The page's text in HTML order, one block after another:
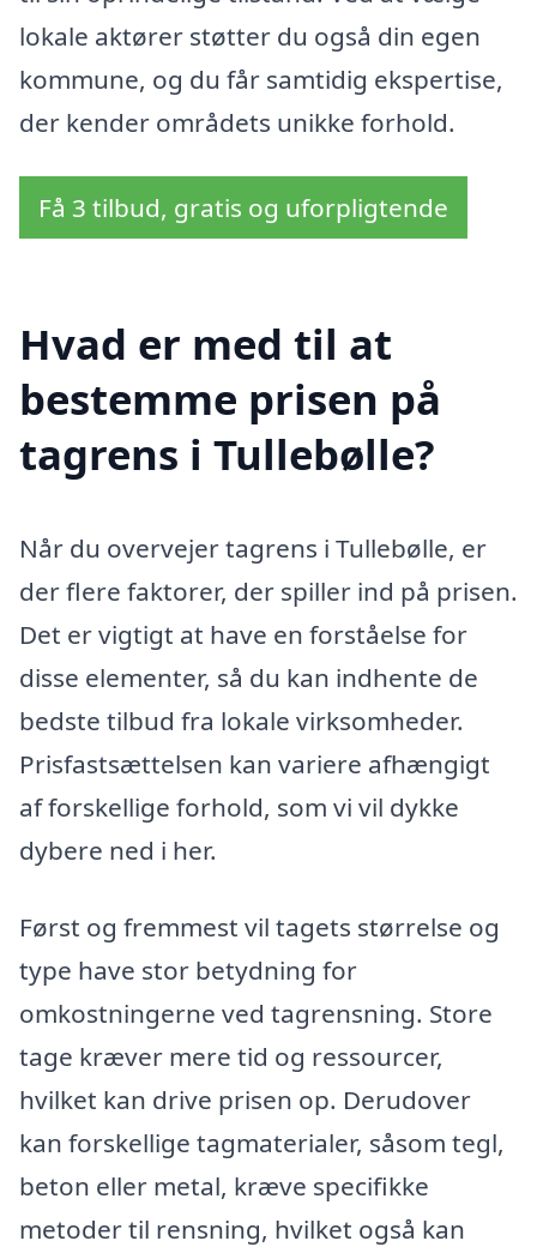
lokale aktører støtter du også din egen
kommune, og du får samtidig ekspertise,
der kender områdets unikke forhold.
Få 3 tilbud, gratis og uforpligtende
Hvad er med til at
bestemme prisen på
tagrens i Tullebølle?
Når du overvejer tagrens i Tullebølle, er
der flere faktorer, der spiller ind på prisen.
Det er vigtigt at have en forståelse for
disse elementer, så du kan indhente de
bedste tilbud fra lokale virksomheder.
Prisfastsættelsen kan variere afhængigt
af forskellige forhold, som vi vil dykke
dybere ned i her.
Først og fremmest vil tagets størrelse og
type have stor betydning for
omkostningerne ved tagrensning. Store
tage kræver mere tid og ressourcer,
hvilket kan drive prisen op. Derudover
kan forskellige tagmaterialer, såsom tegl,
beton eller metal, kræve specifikke
metoder til rensning, hvilket også kan